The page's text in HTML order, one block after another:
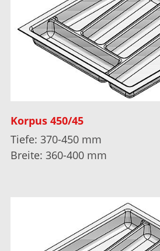
Korpus 450/45
Tiefe: 370-450 mm
Breite: 360-400 mm